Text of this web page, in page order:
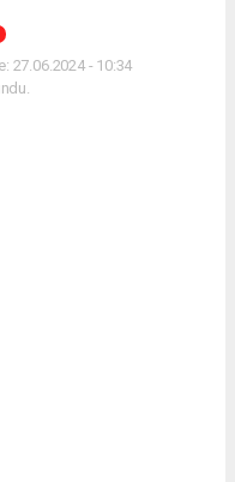
27.06.2024 - 10:34